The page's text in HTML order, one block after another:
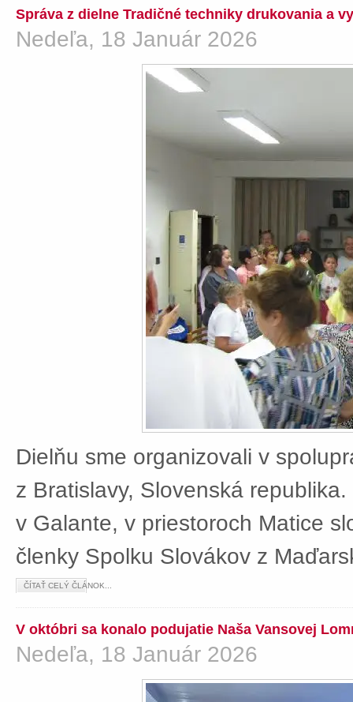
Správa z dielne Tradičné techniky drukovania a
Nedeľa, 18 Január 2026
Dielňu sme organizovali v
z Bratislavy, Slovenská
v Galante, v priestoroch Matice
členky Spolku Slovákov z
ČÍTAŤ CELÝ ČLÁNOK...
V októbri sa konalo podujatie Naša Vansovej
Nedeľa, 18 Január 2026